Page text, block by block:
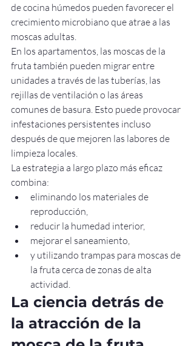
de cocina húmedos pueden favorecer el
crecimiento microbiano que atrae a las
moscas adultas.
En los apartamentos, las moscas de la
fruta también pueden migrar entre
unidades a través de las tuberías, las
rejillas de ventilación o las áreas
comunes de basura. Esto puede provocar
infestaciones persistentes incluso
después de que mejoren las labores de
limpieza locales.
La estrategia a largo plazo más eficaz
combina:
eliminando los materiales de
reproducción,
reducir la humedad interior,
mejorar el saneamiento,
y utilizando trampas para moscas de
la fruta cerca de zonas de alta
actividad.
La ciencia detrás de
la atracción de la